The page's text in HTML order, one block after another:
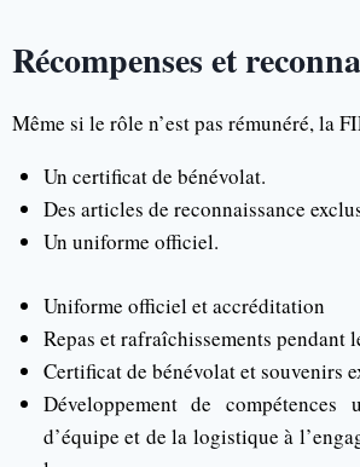
Récompenses et
Même si le rôle n’est pas rémunéré, la
Un certificat de bénévolat.
Des articles de reconnaissance
Un uniforme officiel.
Uniforme officiel et accréditation
Repas et rafraîchissements pendant
Certificat de bénévolat et souvenirs
Développement de
d’équipe et de la logistique à